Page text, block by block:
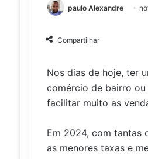
paulo Alexandre
Compartilhar
Nos dias de hoje, ter
comércio de bairro
facilitar muito as
Em 2024, com tantas
as menores taxas e